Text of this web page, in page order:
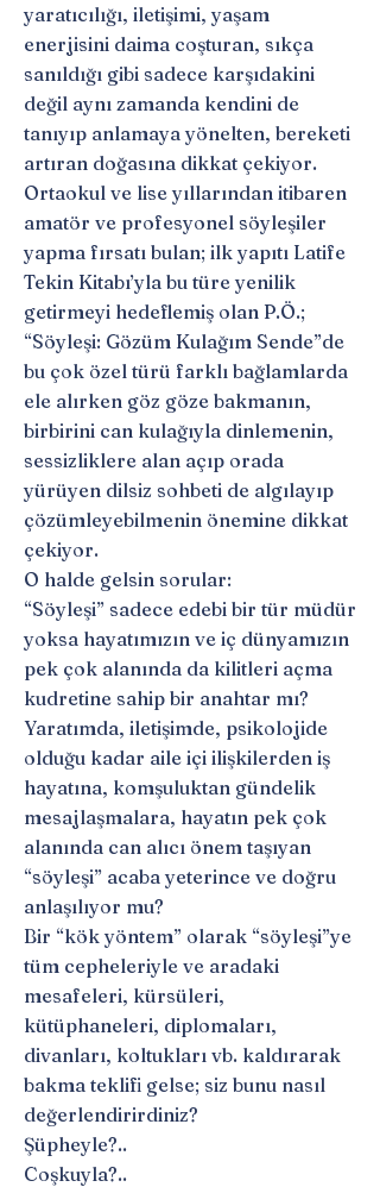
yaratıcılığı, iletişimi, yaşam
enerjisini daima coşturan, sıkça
sanıldığı gibi sadece karşıdakini
değil aynı zamanda kendini de
tanıyıp anlamaya yönelten, bereketi
artıran doğasına dikkat çekiyor.
Ortaokul ve lise yıllarından itibaren
amatör ve profesyonel söyleşiler
yapma fırsatı bulan; ilk yapıtı Latife
Tekin Kitabı’yla bu türe yenilik
getirmeyi hedeflemiş olan P.Ö.;
“Söyleşi: Gözüm Kulağım Sende”de
bu çok özel türü farklı bağlamlarda
ele alırken göz göze bakmanın,
birbirini can kulağıyla dinlemenin,
sessizliklere alan açıp orada
yürüyen dilsiz sohbeti de algılayıp
çözümleyebilmenin önemine dikkat
çekiyor.
O halde gelsin sorular:
“Söyleşi” sadece edebi bir tür müdür
yoksa hayatımızın ve iç dünyamızın
pek çok alanında da kilitleri açma
kudretine sahip bir anahtar mı?
Yaratımda, iletişimde, psikolojide
olduğu kadar aile içi ilişkilerden iş
hayatına, komşuluktan gündelik
mesajlaşmalara, hayatın pek çok
alanında can alıcı önem taşıyan
“söyleşi” acaba yeterince ve doğru
anlaşılıyor mu?
Bir “kök yöntem” olarak “söyleşi”ye
tüm cepheleriyle ve aradaki
mesafeleri, kürsüleri,
kütüphaneleri, diplomaları,
divanları, koltukları vb. kaldırarak
bakma teklifi gelse; siz bunu nasıl
değerlendirirdiniz?
Şüpheyle?..
Coşkuyla?..